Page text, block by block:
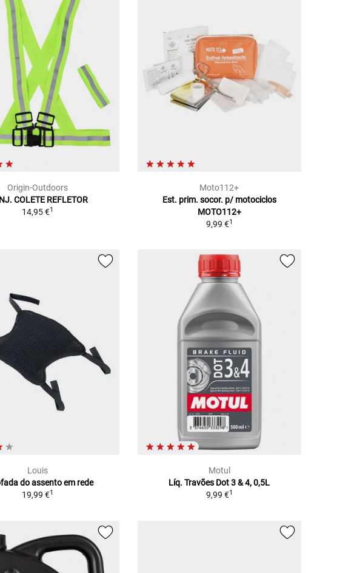
Origin-Outdoors
COLETE REFLETOR
14,95 €1
Moto112+
Est. prim. socor. p/ motociclos
MOTO112+
9,99 €1
Louis
do assento em rede
19,99 €1
Motul
Líq. Travões Dot 3 & 4, 0,5L
9,99 €1